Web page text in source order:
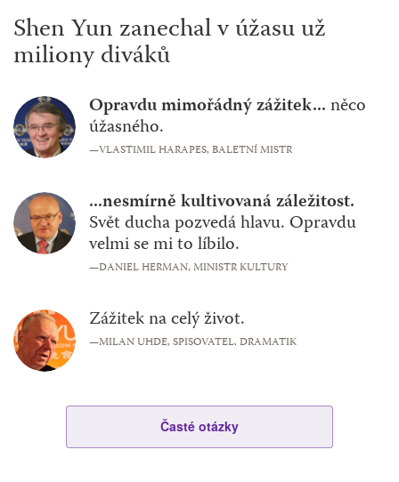
Shen Yun zanechal v úžasu už
miliony diváků
Opravdu mimořádný zážitek...něco
úžasného.
—VLASTIMIL HARAPES,BALETNÍ MISTR
...nesmírně kultivovaná záležitost.
Svět ducha pozvedá hlavu. Opravdu
velmi se mi to líbilo.
—DANIEL HERMAN,MINISTR KULTURY
Zážitek na celý život.
—MILAN UHDE,SPISOVATEL, DRAMATIK
Časté otázky